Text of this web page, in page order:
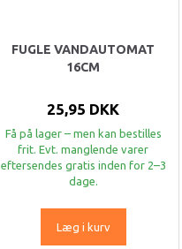
FUGLE VANDAUTOMAT
16CM
25,95 DKK
Få på lager – men kan bestilles
frit. Evt. manglende varer
eftersendes gratis inden for 2–3
dage.
Læg i kurv